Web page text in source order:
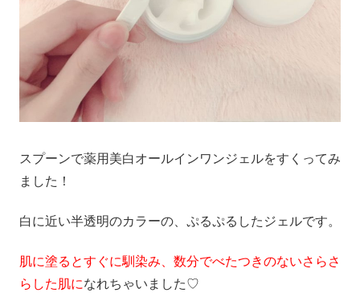
スプーンで薬用美白オールインワンジェルをすくってみ
ました！
白に近い半透明のカラーの、ぷるぷるしたジェルです。
肌に塗るとすぐに馴染み、数分でべたつきのないさらさ
らした肌になれちゃいました♡